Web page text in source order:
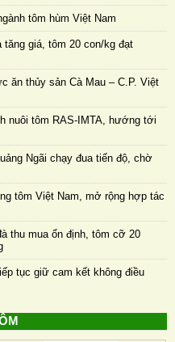
tôm hùm Việt Nam
giá, tôm 20 con/kg đạt
ăn thủy sản Cà Mau – C.P. Việt
nuôi tôm RAS-IMTA, hướng tới
Ngãi chạy đua tiến độ, chờ
tôm Việt Nam, mở rộng hợp tác
thu mua ổn định, tôm cỡ 20
tục giữ cam kết không điều